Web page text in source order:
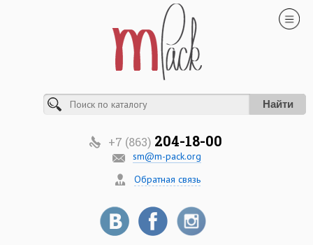
Найти
+7 (863) 204-18-00
sm@m-pack.org
Обратная связь